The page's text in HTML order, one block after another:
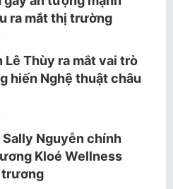
ra mắt thị trường
Lê Thùy ra mắt vai trò
hiến Nghệ thuật châu
Sally Nguyễn chính
Kloé Wellness
trương